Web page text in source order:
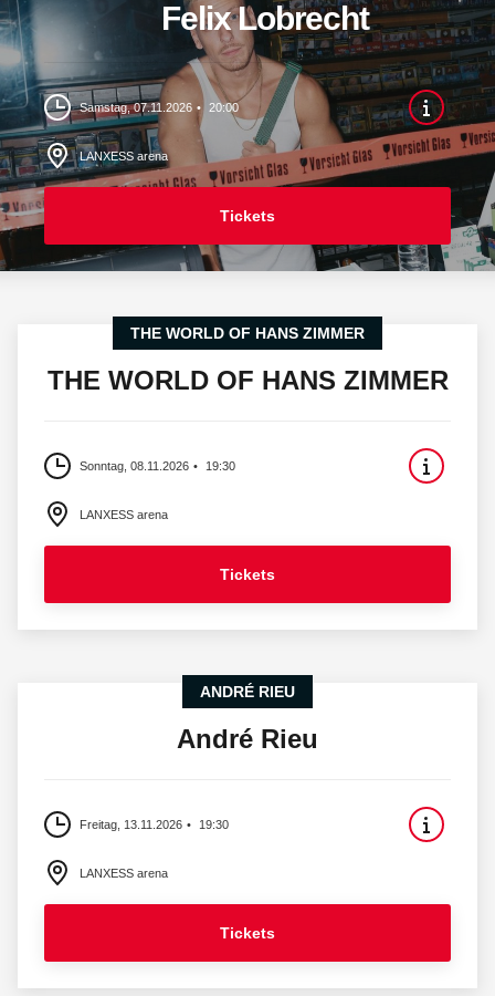
Felix Lobrecht
Samstag, 07.11.2026 20:00
LANXESS arena
Tickets
THE WORLD OF HANS ZIMMER
THE WORLD OF HANS ZIMMER
Sonntag, 08.11.2026 19:30
LANXESS arena
Tickets
ANDRÉ RIEU
André Rieu
Freitag, 13.11.2026 19:30
LANXESS arena
Tickets